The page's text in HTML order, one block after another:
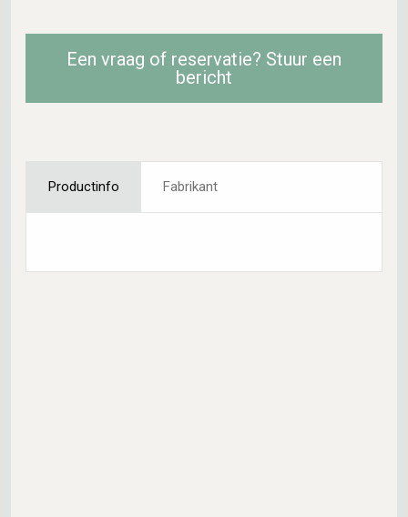
Een vraag of reservatie? Stuur een
bericht
Productinfo Fabrikant